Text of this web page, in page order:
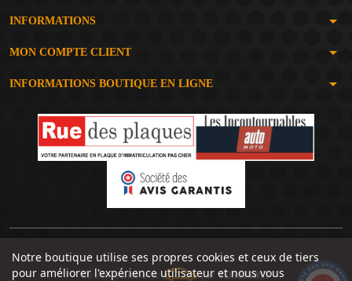
INFORMATIONS arrow_drop_down
MON COMPTE CLIENT arrow_drop_down
INFORMATIONS BOUTIQUE EN LIGNE arrow_drop_down
Notre boutique utilise ses propres cookies et ceux de tiers
pour améliorer l'expérience utilisateur et nous vous
Un site réalisé avec par SERIOUSWEB